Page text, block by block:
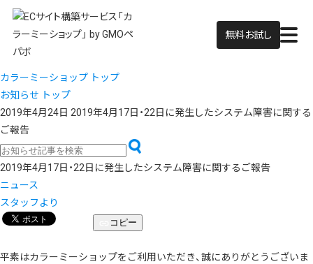
無料お試し
カラーミーショップ トップ
お知らせ トップ
2019年4月24日 2019年4月17日・22日に発生したシステム障害に関する
ご報告
2019年4月17日・22日に発生したシステム障害に関するご報告
ニュース
スタッフより
コピー
平素はカラーミーショップをご利用いただき、誠にありがとうございま